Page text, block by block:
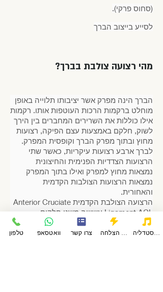
(סחוס פרקי).
לסייע בייצוב הברך
מהי רצועה צולבת בברך?
הברך הינה מפרק אשר יציבותו תלוייה באופן
מוחלט ברקמות הרכות העוטפות אותו. רקמות
אילו כוללות את השרירים המחברים בין הירך
לשוק, חלקם באמצעות עצם הפיקה, רצועות
מחוץ ובתוך מפרק הברך וקופסית המפרק.
לברך ארבע רצועות עיקריות, כאשר שתי
הרצועות הצדדיות הפנימית והחיצונית
נמצאות מחוץ למפרק ואילו בתוך המפרק
נמצאות הרצועות הצולבות הקדמית
והאחורית.
הרצועה הצולבת הקדמית Anterior Cruciate
Ligament ACL עשוייה משני חלקים
המפותלים ביניהם בסבוב כך שכל חלק מתוח
בשלב אחר של תנועת הברך מישור לכיפוף.טלפון וואטסאפ צרו קשר